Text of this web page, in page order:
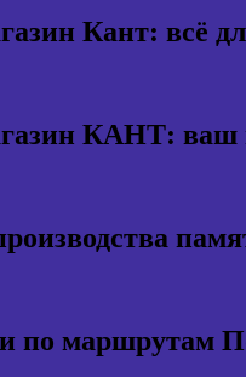
Кант: всё
КАНТ: ваш
по маршрутам